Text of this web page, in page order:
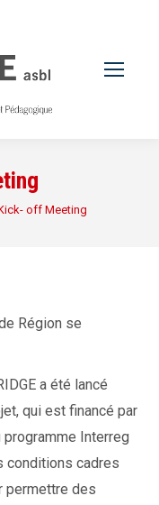
off Meeting
Région se
a été lancé
qui est financé par
programme Interreg
conditions cadres
permettre des